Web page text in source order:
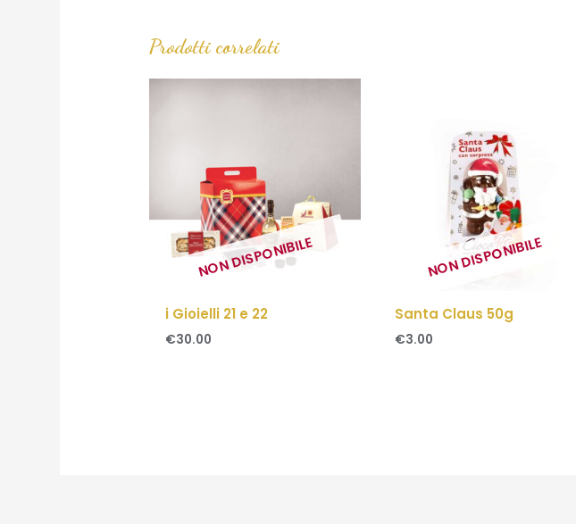
Prodotti correlati
NON DISPONIBILE
i Gioielli 21 e 22
€30.00
NON DISPONIBILE
Santa Claus 50g
€3.00